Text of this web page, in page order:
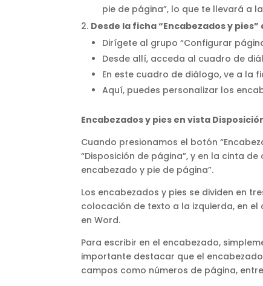
pie de página”, lo que te llevará a
Desde la ficha “Encabezados y
Dirígete al grupo “Configurar
Desde allí, acceda al cuadro de
En este cuadro de diálogo, ve a la
Aquí, puedes personalizar los
Encabezados y pies en vista
Cuando presionamos el botón
“Disposición de página”, y en la cinta
encabezado y pie de página”.
Los encabezados y pies se dividen en
colocación de texto a la izquierda, en
en Word.
Para escribir en el encabezado,
importante destacar que el
campos como números de página,